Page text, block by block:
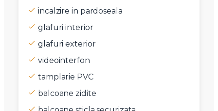
incalzire in pardoseala
glafuri interior
glafuri exterior
videointerfon
tamplarie PVC
balcoane zidite